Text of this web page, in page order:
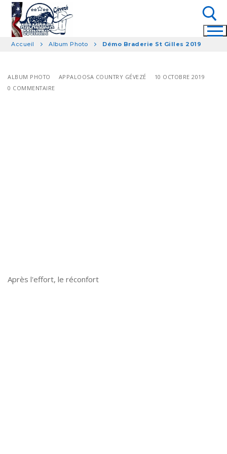
Aller
contenu
Accueil Album Photo Démo Braderie St Gilles 2019
ALBUM PHOTO APPALOOSA COUNTRY GÉVEZÉ
10 OCTOBRE 2019
0 COMMENTAIRE
Après l'effort, le réconfort